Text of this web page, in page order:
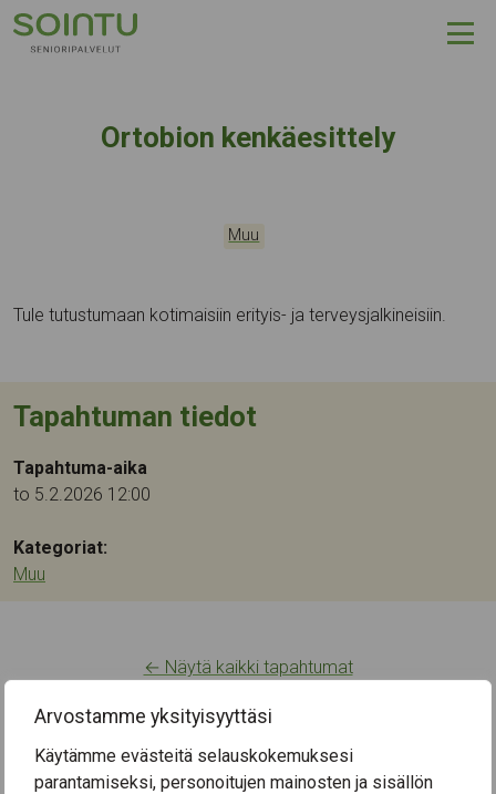
Arvostamme yksityisyyttäsi
Käytämme evästeitä selauskokemuksesi
parantamiseksi, personoitujen mainosten ja sisällön
Hyppää sisältöön
Ortobion kenkäesittely
Tapahtumapaikka:
Kategoriat:
Muu
Tule tutustumaan kotimaisiin erityis- ja terveysjalkineisiin.
Tapahtuman tiedot
Tapahtuma-aika
to 5.2.2026 12:00
Kategoriat:
Muu
← Näytä kaikki tapahtumat